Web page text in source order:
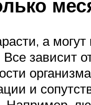
а могут
Все зависит
и